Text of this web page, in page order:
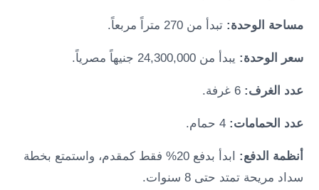
مساحة الوحدة:تبدأ من 270 متراً مربعاً.
سعر الوحدة: يبدأ من 24,300,000 جنيهاً مصرياً.
عدد الغرف: 6 غرفة.
عدد الحمامات: 4 حمام.
أنظمة الدفع:
ابدأ بدفع 20% فقط كمقدم، واستمتع بخطة
سداد مريحة تمتد حتى 8 سنوات.